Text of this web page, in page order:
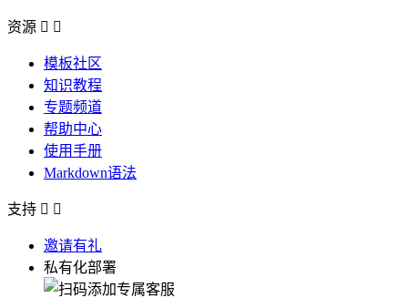
资源  
模板社区
知识教程
专题频道
帮助中心
使用手册
Markdown语法
支持  
邀请有礼
私有化部署